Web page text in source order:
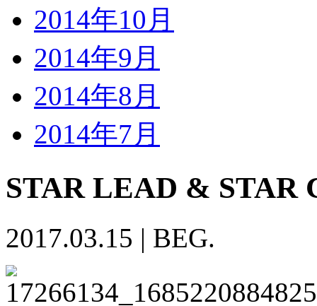
2014年10月
2014年9月
2014年8月
2014年7月
STAR LEAD &
2017.03.15 | BEG.